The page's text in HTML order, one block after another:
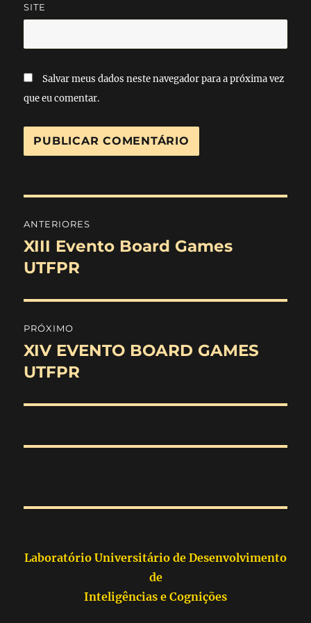
SITE
Salvar meus dados neste navegador para a próxima vez
que eu comentar.
de
Post
ANTERIORES
Post
anterior:
XIII Evento Board Games
UTFPR
PRÓXIMO
Próximo
post:
XIV EVENTO BOARD GAMES
UTFPR
Laboratório Universitário de Desenvolvimento
de
Inteligências e Cognições